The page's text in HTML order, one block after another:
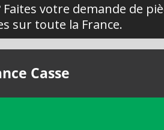
votre demande de
sur toute la France.
Casse